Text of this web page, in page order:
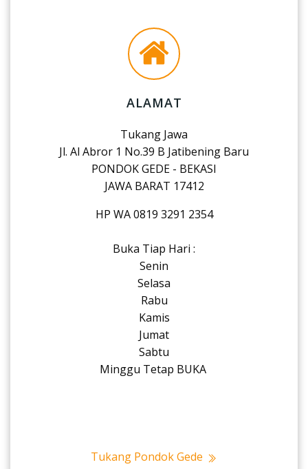
ALAMAT
Tukang Jawa
Jl. Al Abror 1 No.39 B Jatibening Baru
PONDOK GEDE - BEKASI
JAWA BARAT 17412
HP WA 0819 3291 2354
Buka Tiap Hari :
Senin
Selasa
Rabu
Kamis
Jumat
Sabtu
Minggu Tetap BUKA
Tukang Pondok Gede